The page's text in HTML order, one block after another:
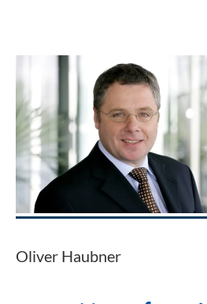
Oliver Haubner